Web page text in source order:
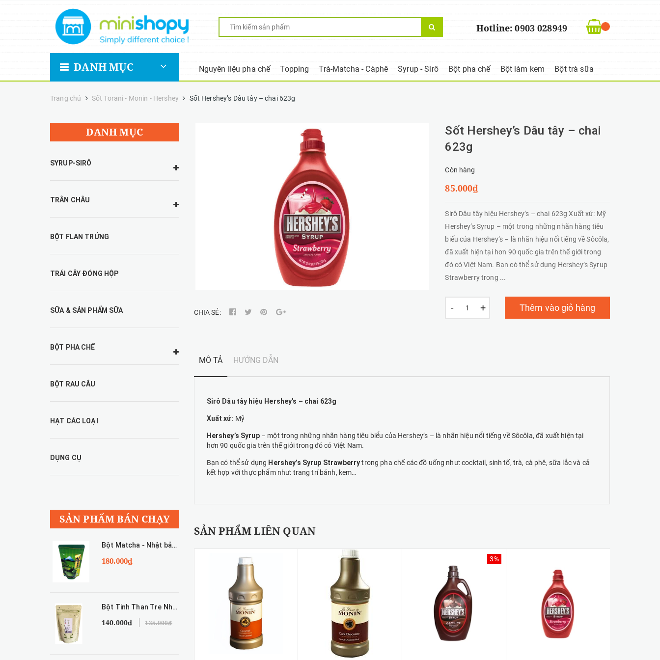
Hotline: 0903 028949
DANH MỤC Nguyên liệu pha chế Topping Trà-Matcha - Càphê Syrup - Sirô Bột pha chế Bột làm kem Bột trà sữa
Trang chủ Sốt Torani - Monin - Hershey Sốt Hershey’s Dâu tây – chai 623g
CHIA SẺ:
Sốt Hershey’s Dâu tây – chai
623g
Còn hàng
85.000₫
Sirô Dâu tây hiệu Hershey’s – chai 623g Xuất xứ: Mỹ
Hershey’s Syrup – một trong những nhãn hàng tiêu
biểu của Hershey’s – là nhãn hiệu nổi tiếng về Sôcôla,
đã xuất hiện tại hơn 90 quốc gia trên thế giới trong
đó có Việt Nam. Bạn có thể sử dụng Hershey’s Syrup
Strawberry trong ...
- + Thêm vào giỏ hàng
MÔ TẢ HƯỚNG DẪN
Sirô Dâu tây hiệu Hershey’s – chai 623g
Xuất xứ: Mỹ
Hershey’s Syrup– một trong những nhãn hàng tiêu biểu của Hershey’s – là nhãn hiệu nổi tiếng về Sôcôla, đã xuất hiện tại
hơn 90 quốc gia trên thế giới trong đó có Việt Nam.
Bạn có thể sử dụng Hershey’s Syrup Strawberrytrong pha chế các đồ uống như: cocktail, sinh tố, trà, cà phê, sữa lắc và cả
kết hợp với thực phẩm như: trang trí bánh, kem…
SẢN PHẨM LIÊN QUAN
3%
DANH MỤC
SYRUP-SIRÔ
TRÂN CHÂU
BỘT FLAN TRỨNG
TRÁI CÂY ĐÓNG HỘP
SỮA & SẢN PHẨM SỮA
BỘT PHA CHẾ
BỘT RAU CÂU
HẠT CÁC LOẠI
DỤNG CỤ
SẢN PHẨM BÁN CHẠY
Bột Matcha - Nhật bản 100g
180.000₫
Bột Tinh Than Tre Nhật Bản - 50g
140.000₫ 135.000₫